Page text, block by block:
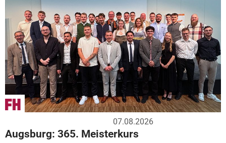
07.08.2026
Augsburg: 365. Meisterkurs